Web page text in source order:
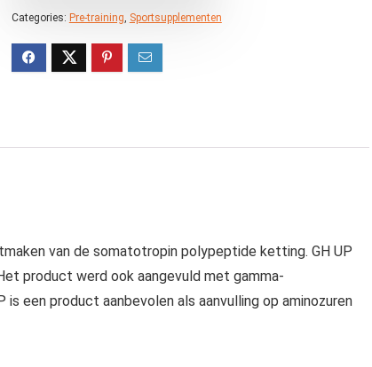
Categories: Pre-training, Sportsupplementen
van de somatotropin polypeptide ketting. GH UP
product werd ook aangevuld met gamma-
een product aanbevolen als aanvulling op aminozuren